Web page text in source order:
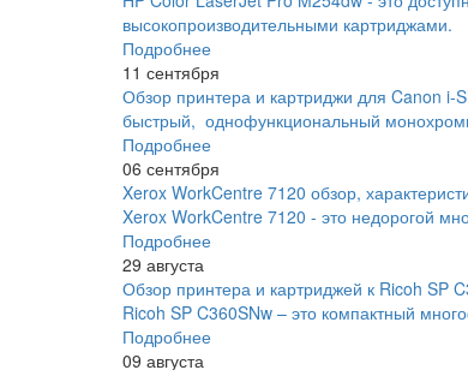
высокопроизводительными картриджами.
Подробнее
11 сентября
Обзор принтера и картриджи для Canon i-
быстрый, однофункциональный
Подробнее
06 сентября
Xerox WorkCentre 7120 обзор,
Xerox WorkCentre 7120 - это недорогой
Подробнее
29 августа
Обзор принтера и картриджей к Ricoh SP
Ricoh SP C360SNw – это компактный
Подробнее
09 августа